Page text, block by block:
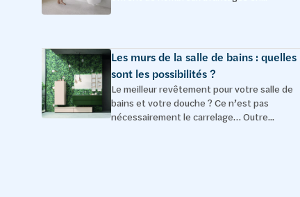
Les murs de la salle de bains : quelles
sont les possibilités ?
Le meilleur revêtement pour votre salle de
bains et votre douche ? Ce n’est pas
nécessairement le carrelage… Outre...